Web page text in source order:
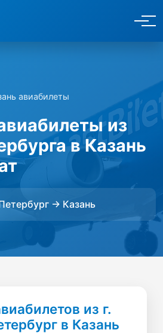
авиабилеты
из
в Казань
→ Казань
из г.
в Казань